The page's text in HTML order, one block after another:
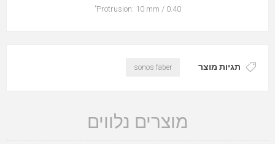
Protrusion: 10 mm / 0.40’’
תגיות מוצר sonos faber
מוצרים נלווים